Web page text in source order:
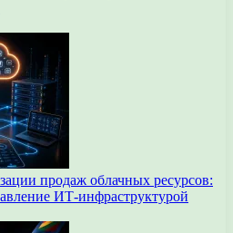
продаж облачных ресурсов:
ИТ-инфраструктурой